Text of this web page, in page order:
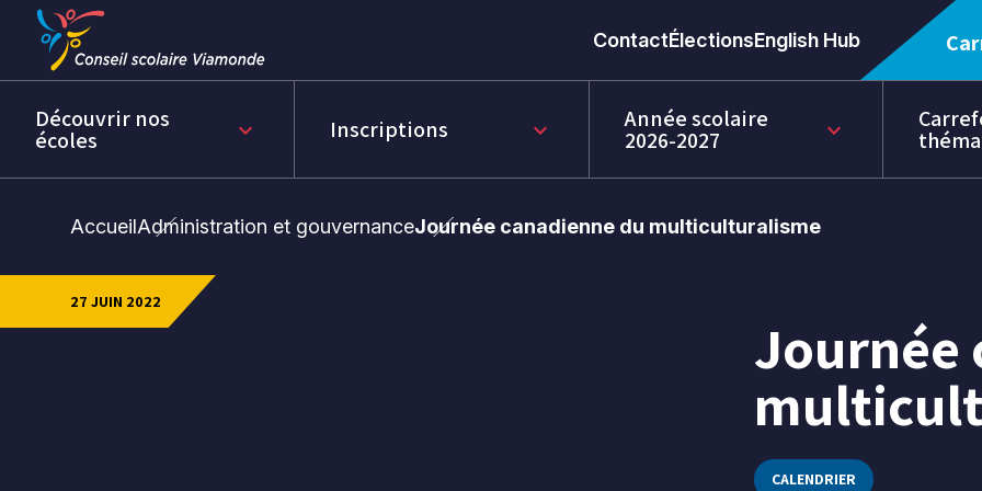
Passer
Passer
contenu
ContactÉlectionsEnglish Hub
Découvrir nos
écoles keyboard_arrow_down Inscriptions keyboard_arrow_down Année scolaire
2026-2027 keyboard_arrow_down
AccueilAdministration et gouvernanceJournée canadienne du multiculturalisme
27 JUIN 2022
27
juin
Journée
CALENDRIER